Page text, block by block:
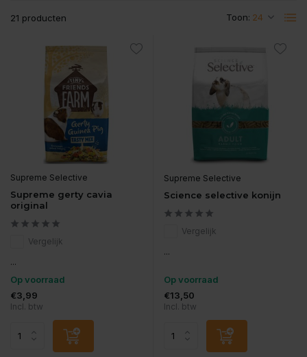
21 producten Toon:
Supreme Selective
Supreme gerty cavia
original
Vergelijk
...
Op voorraad
€3,99
Incl. btw
Supreme Selective
Science selective konijn
Vergelijk
...
Op voorraad
€13,50
Incl. btw